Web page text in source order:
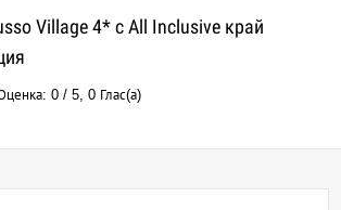
Village 4* с All Inclusive край
0 /5,0 Глас(а)